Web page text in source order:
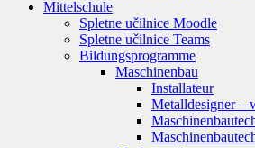
Mittelschule
Spletne učilnice Moodle
Spletne učilnice Teams
Bildungsprogramme
Maschinenbau
Installateur
Metalldesigner –